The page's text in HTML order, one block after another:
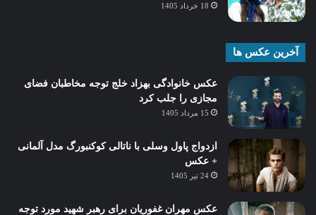
18 خرداد 1405
آخرین عکس ها
عکس خانوادگی بهزاد خلج توجه مخاطبان فضای
مجازی را جلب کرد
15 مرداد 1405
ازدواج پاول وسلی با ناتالی کوکنبورگ مدل آلمانی
+ عکس
24 تیر 1405
عکس مهران غفوریان برای رهبر شهید مورد توجه